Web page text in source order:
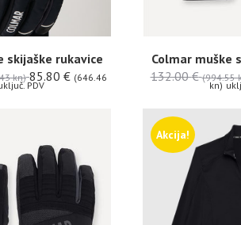
skijaške rukavice
kn) 85.80 € (646.46
PDV
Colmar muške
132.00€ (994.55
kn)
Akcija!